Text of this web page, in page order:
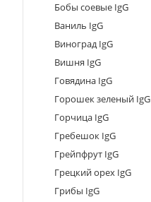
Бобы соевые IgG
Ваниль IgG
Виноград IgG
Вишня IgG
Говядина IgG
Горошек зеленый IgG
Горчица IgG
Гребешок IgG
Грейпфрут IgG
Грецкий орех IgG
Грибы IgG